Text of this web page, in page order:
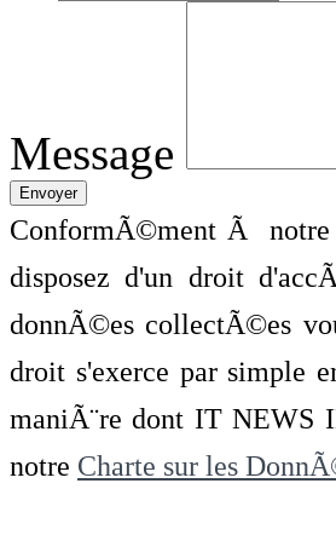
Message
ConformÃ©ment Ã notre
disposez d'un droit
donnÃ©es collectÃ©es
droit s'exerce par
maniÃ¨re dont IT NEWS
notre Charte sur les